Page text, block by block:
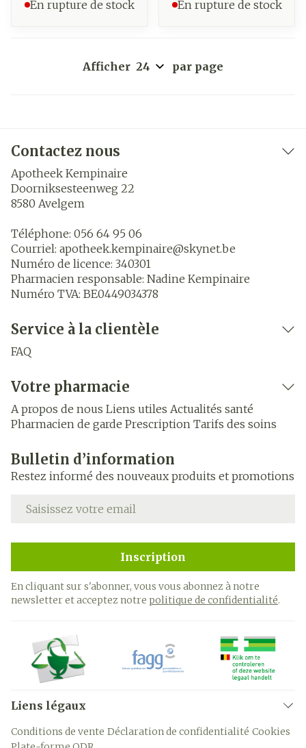
En rupture de stock En rupture de stock
Afficher par page
Contactez nous
Apotheek Kempinaire
Doorniksesteenweg 22
8580 Avelgem
Téléphone: 056 64 95 06
Courriel: apotheek.kempinaire@skynet.be
Numéro de licence: 340301
Pharmacien responsable: Nadine Kempinaire
Numéro TVA: BE0449034378
Service à la clientèle
FAQ
Votre pharmacie
A propos de nous Liens utiles Actualités santé
Pharmacien de garde Prescription Tarifs des soins
Bulletin d’information
Restez informé des nouveaux produits et promotions
Adresse mail
Inscription
En cliquant sur s'abonner, vous vous abonnez à notre
newsletter et acceptez notre politique de confidentialité.
Liens légaux
Conditions de vente Déclaration de confidentialité Cookies